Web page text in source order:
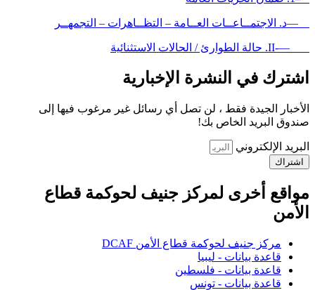
—د. الاجتمــاعــات العــامة – التظــاهرات – التجمهــر
—-II. حالة الطوارئ / الحالات الاستثنائية
اشترك في النشرة الإخبارية
الأخبار الجيدة فقط ، لن تصل أي رسائل غير مرغوب فيها إلى
صندوق البريد الخاص بك!
البريد الإلكتروني
اشتراك
مواقع أخرى لمركز جنيف لحوكمة قطاع
الأمن
مركز جنيف لحوكمة قطاع الأمن DCAF
قاعدة بيانات - ليبيا
قاعدة بيانات - فلسطين
قاعدة بيانات - تونس